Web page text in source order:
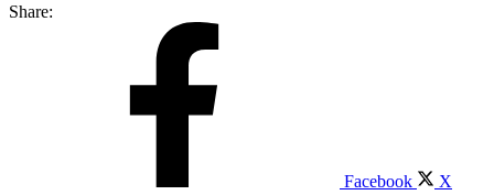
Share:
Facebook X